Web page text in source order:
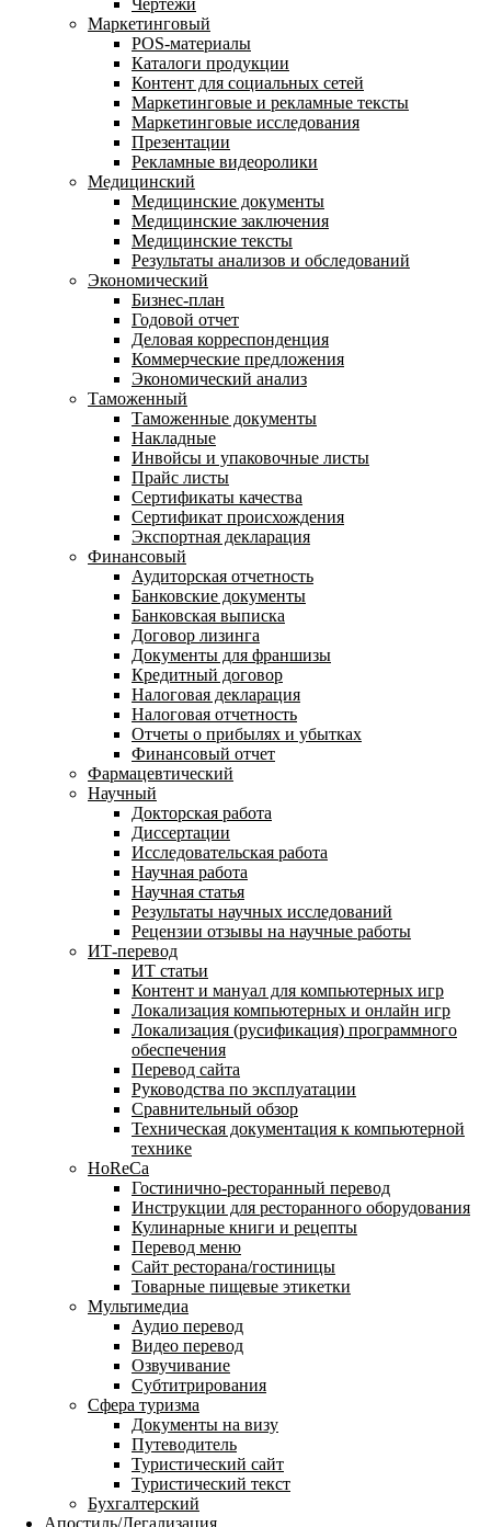
Чертежи
Маркетинговый
POS-материалы
Каталоги продукции
Контент для социальных сетей
Маркетинговые и рекламные тексты
Маркетинговые исследования
Презентации
Рекламные видеоролики
Медицинский
Медицинские документы
Медицинские заключения
Медицинские тексты
Результаты анализов и обследований
Экономический
Бизнес-план
Годовой отчет
Деловая корреспонденция
Коммерческие предложения
Экономический анализ
Таможенный
Таможенные документы
Накладные
Инвойсы и упаковочные листы
Прайс листы
Сертификаты качества
Сертификат происхождения
Экспортная декларация
Финансовый
Аудиторская отчетность
Банковские документы
Банковская выписка
Договор лизинга
Документы для франшизы
Кредитный договор
Налоговая декларация
Налоговая отчетность
Отчеты о прибылях и убытках
Финансовый отчет
Фармацевтический
Научный
Докторская работа
Диссертации
Исследовательская работа
Научная работа
Научная статья
Результаты научных исследований
Рецензии отзывы на научные работы
ИТ-перевод
ИТ статьи
Контент и мануал для компьютерных игр
Локализация компьютерных и онлайн игр
Локализация (русификация) программного
обеспечения
Перевод сайта
Руководства по эксплуатации
Сравнительный обзор
Техническая документация к компьютерной
технике
HoReCa
Гостинично-ресторанный перевод
Инструкции для ресторанного оборудования
Кулинарные книги и рецепты
Перевод меню
Сайт ресторана/гостиницы
Товарные пищевые этикетки
Мультимедиа
Аудио перевод
Видео перевод
Озвучивание
Субтитрирования
Сфера туризма
Документы на визу
Путеводитель
Туристический сайт
Туристический текст
Бухгалтерский
Апостиль/Легализация